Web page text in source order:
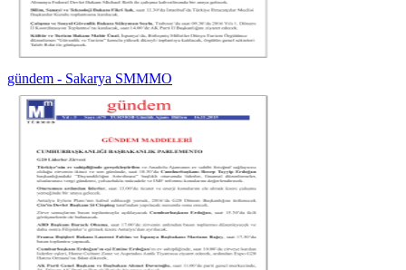
gündem - Sakarya SMMMO